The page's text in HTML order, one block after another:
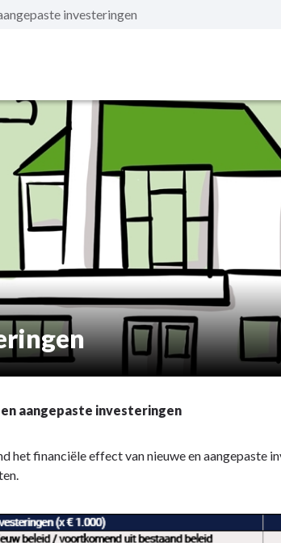
investeringen
en aangepaste investeringen
het financiële effect van nieuwe en aangepaste